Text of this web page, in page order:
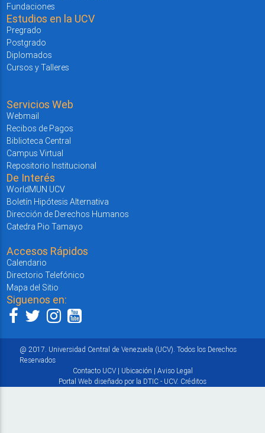
Fundaciones
Estudios en la UCV
Pregrado
Postgrado
Diplomados
Cursos y Talleres
Servicios Web
Webmail
Recibos de Pagos
Biblioteca Central
Campus Virtual
Repositorio Institucional
De Interés
WorldMUN UCV
Boletín Hipótesis Alternativa
Dirección de Derechos Humanos
Catedra Pio Tamayo
Accesos Rápidos
Calendario
Directorio Telefónico
Mapa del Sitio
Siguenos en:
@ 2017. Universidad Central de Venezuela (UCV). Todos los Derechos
Reservados
Contacto UCV| Ubicación | Aviso Legal
Portal Web diseñado por la DTIC - UCV. Créditos